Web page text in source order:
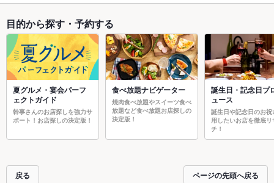
目的から探す・予約する
夏グルメ・宴会パーフ
ェクトガイド
幹事さんのお店探しを強力サ
ポート！お店探しの決定版！
食べ放題ナビゲーター
焼肉食べ放題やスイーツ食べ
放題など食べ放題お店探しの
決定版！
誕生日・記念日プ
ュース
誕生日や記念日のお祝
用したいお店を徹底リ
チ！
戻る ページの先頭へ戻る